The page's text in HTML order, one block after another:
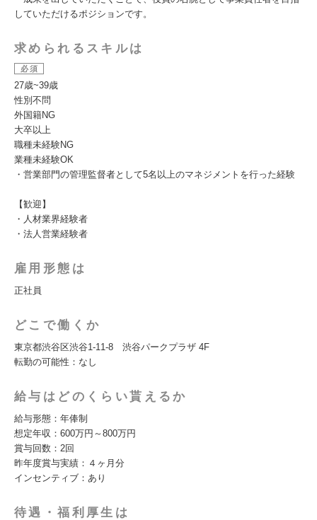
していただけるポジションです。
求められるスキルは
必須
27歳~39歳
性別不問
外国籍NG
大卒以上
職種未経験NG
業種未経験OK
・営業部門の管理監督者として5名以上のマネジメントを行った経験
【歓迎】
・人材業界経験者
・法人営業経験者
雇用形態は
正社員
どこで働くか
東京都渋谷区渋谷1-11-8 渋谷パークプラザ 4F
転勤の可能性：なし
給与はどのくらい貰えるか
給与形態：年俸制
想定年収：600万円～800万円
賞与回数：2回
昨年度賞与実績：４ヶ月分
インセンティブ：あり
待遇・福利厚生は